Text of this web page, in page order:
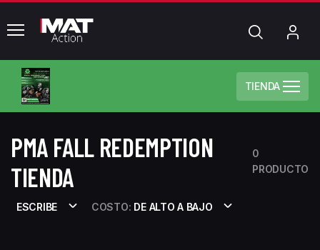
common.menu Búsqueda
TIENDA
PMA FALL REDEMPTION
TIENDA
0
PRODUCTO
ESCRIBE COSTO: DE ALTO A BAJO